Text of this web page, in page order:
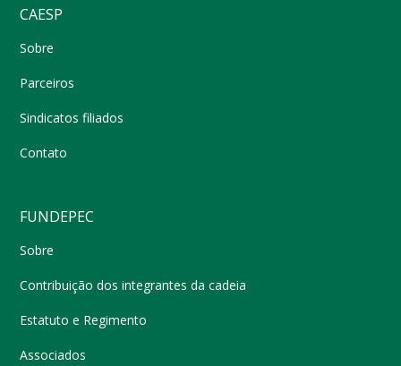
CAESP
Sobre
Parceiros
Sindicatos filiados
Contato
FUNDEPEC
Sobre
Contribuição dos integrantes da cadeia
Estatuto e Regimento
Associados